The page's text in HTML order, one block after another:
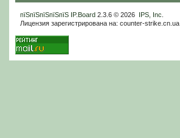
пїЅпїЅпїЅпїЅпїЅ IP.Board2.3.6 © 2026 IPS, Inc
Лицензия зарегистрирована на: counter-strike.cn.ua